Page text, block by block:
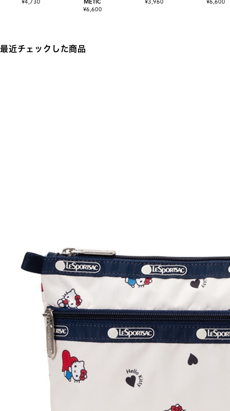
¥4,730
METIC
¥6,600
¥3,960 ¥6,600
最近チェックした商品